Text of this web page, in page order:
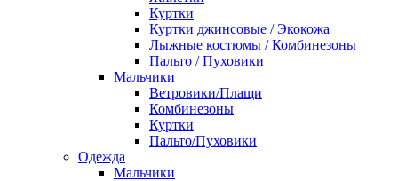
Куртки
Куртки джинсовые / Экокожа
Лыжные костюмы / Комбинезоны
Пальто / Пуховики
Мальчики
Ветровики/Плащи
Комбинезоны
Куртки
Пальто/Пуховики
Одежда
Мальчики